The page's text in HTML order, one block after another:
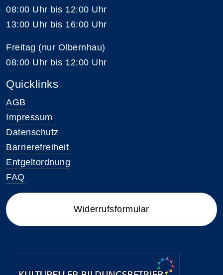
08:00 Uhr bis 12:00 Uhr
13:00 Uhr bis 16:00 Uhr
Freitag (nur Olbernhau)
08:00 Uhr bis 12:00 Uhr
Quicklinks
AGB
Impressum
Datenschutz
Barrierefreiheit
Entgeltordnung
FAQ
Widerrufsformular